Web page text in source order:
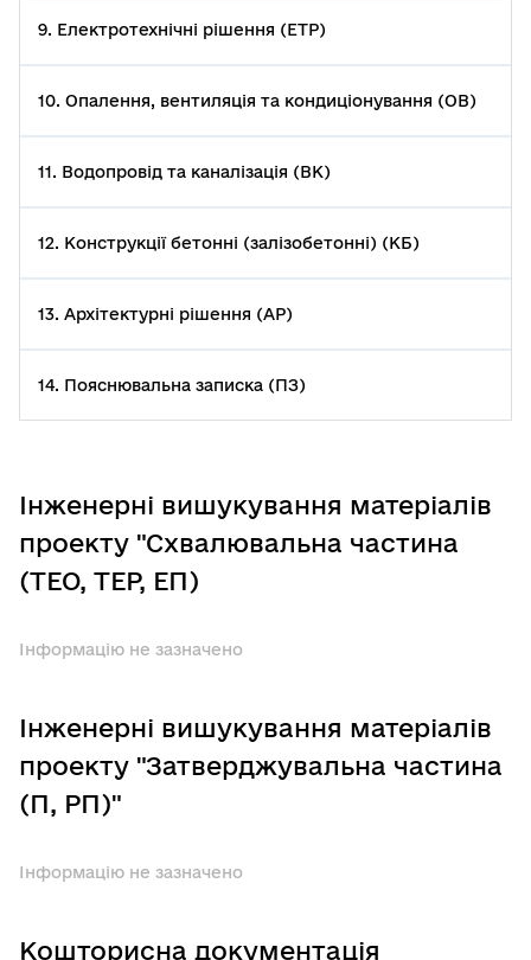
9. Електротехнічні рішення (ЕТР)
10. Опалення, вентиляція та кондиціонування (ОВ)
11. Водопровід та каналізація (ВК)
12. Конструкції бетонні (залізобетонні) (КБ)
13. Архітектурні рішення (АР)
14. Пояснювальна записка (ПЗ)
Інженерні вишукування матеріалів
проекту "Схвалювальна частина
(ТЕО, ТЕР, ЕП)
Інформацію не зазначено
Інженерні вишукування матеріалів
проекту "Затверджувальна частина
(П, РП)"
Інформацію не зазначено
Кошторисна документація